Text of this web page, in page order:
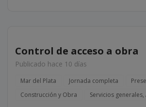
Control de acceso a obra
Publicado hace 10 días
Mar del Plata Jornada completa
Construcción y Obra
Servicios